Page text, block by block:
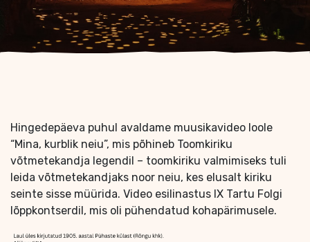
Hingedepäeva puhul avaldame muusikavideo loole
“Mina, kurblik neiu”, mis põhineb Toomkiriku
võtmetekandja legendil – toomkiriku valmimiseks tuli
leida võtmetekandjaks noor neiu, kes elusalt kiriku
seinte sisse müürida. Video esilinastus IX Tartu Folgi
lõppkontserdil, mis oli pühendatud kohapärimusele.